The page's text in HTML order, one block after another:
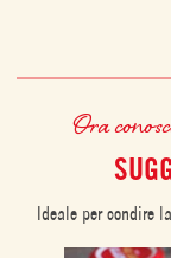
Ora
Ideale per condire